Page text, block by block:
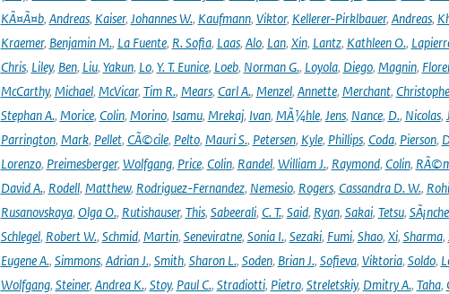
KÃ¤Ã¤b, Andreas, Kaiser, Johannes W., Kaufmann, Viktor, Kellerer-Pirklbauer, Andreas,
Kraemer, Benjamin M., La Fuente, R. Sofia, Laas, Alo, Lan, Xin, Lantz, Kathleen O.,
Chris, Liley, Ben, Liu, Yakun, Lo, Y. T. Eunice, Loeb, Norman G., Loyola, Diego, Magnin,
McCarthy, Michael, McVicar, Tim R., Mears, Carl A., Menzel, Annette, Merchant,
Stephan A., Morice, Colin, Morino, Isamu, Mrekaj, Ivan, MÃ¼hle, Jens, Nance, D., Nicolas,
Parrington, Mark, Pellet, CÃ©cile, Pelto, Mauri S., Petersen, Kyle, Phillips, Coda, Pierson,
Lorenzo, Preimesberger, Wolfgang, Price, Colin, Randel, William J., Raymond, Colin,
David A., Rodell, Matthew, Rodriguez-Fernandez, Nemesio, Rogers, Cassandra D. W.,
Rusanovskaya, Olga O., Rutishauser, This, Sabeerali, C. T., Said, Ryan, Sakai, Tetsu,
Schlegel, Robert W., Schmid, Martin, Seneviratne, Sonia I., Sezaki, Fumi, Shao, Xi, Sharma,
Eugene A., Simmons, Adrian J., Smith, Sharon L., Soden, Brian J., Sofieva, Viktoria, Soldo,
Wolfgang, Steiner, Andrea K., Stoy, Paul C., Stradiotti, Pietro, Streletskiy, Dmitry A., Taha,